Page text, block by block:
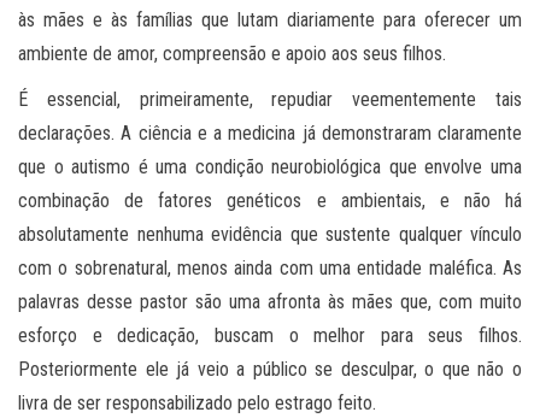
às mães e às famílias que lutam diariamente para oferecer um
ambiente de amor, compreensão e apoio aos seus filhos.
É essencial, primeiramente, repudiar veementemente tais
declarações. A ciência e a medicina já demonstraram claramente
que o autismo é uma condição neurobiológica que envolve uma
combinação de fatores genéticos e ambientais, e não há
absolutamente nenhuma evidência que sustente qualquer vínculo
com o sobrenatural, menos ainda com uma entidade maléfica. As
palavras desse pastor são uma afronta às mães que, com muito
esforço e dedicação, buscam o melhor para seus filhos.
Posteriormente ele já veio a público se desculpar, o que não o
livra de ser responsabilizado pelo estrago feito.